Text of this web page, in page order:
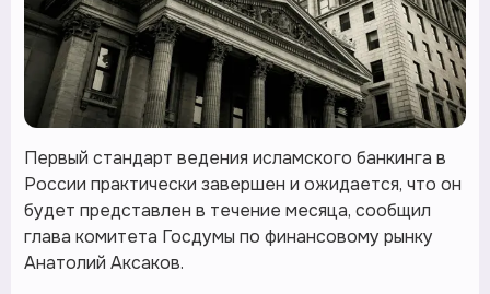
Первый стандарт ведения исламского банкинга в
России практически завершен и ожидается, что он
будет представлен в течение месяца, сообщил
глава комитета Госдумы по финансовому рынку
Анатолий Аксаков.